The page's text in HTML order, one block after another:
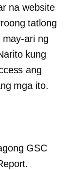
na website
tatlong
ari ng
kung
ang
mga ito.
GSC